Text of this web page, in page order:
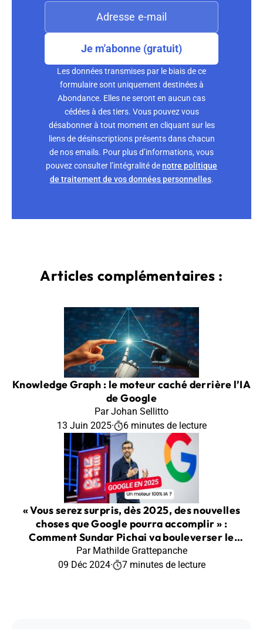
Je m'abonne (gratuit)
Les données transmises par le biais de ce
formulaire sont uniquement destinées à
Abondance. Elles ne seront en aucun cas
cédées à des tiers. Vous pouvez vous
désabonner à tout moment en cliquant sur les
liens de désinscriptions présents dans chacun
de nos emails. Pour plus d’informations, vous
pouvez consulter l’intégralité denotre politique
de traitement de vos données personnelles.
Articles complémentaires :
Knowledge Graph : le moteur caché derrière l’IA
de Google
Par Johan Sellitto
13 Juin 2025· 6 minutes de lecture
« Vous serez surpris, dès 2025, des nouvelles
choses que Google pourra accomplir » :
Comment Sundar Pichai va bouleverser le
moteur de recherche avec l’IA
Par Mathilde Grattepanche
09 Déc 2024· 7 minutes de lecture